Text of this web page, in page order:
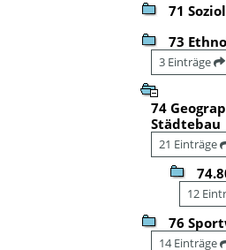
71
73
3 Einträge
74
Städtebau
21 Einträge
12
76
14 Einträge